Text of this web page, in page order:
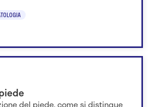
del piede, come si distingue